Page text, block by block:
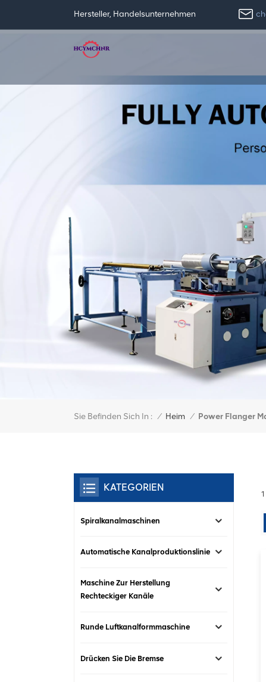
Hersteller, Handelsunternehmen
Sie Befinden Sich In : / Heim / Power Flanger
KATEGORIEN
Spiralkanalmaschinen
Automatische Kanalproduktionslinie
Maschine Zur Herstellung
Rechteckiger Kanäle
Runde Luftkanalformmaschine
Drücken Sie Die Bremse